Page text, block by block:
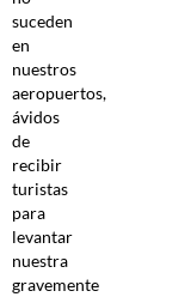
suceden
en
nuestros
aeropuertos,
ávidos
de
recibir
turistas
para
levantar
nuestra
gravemente